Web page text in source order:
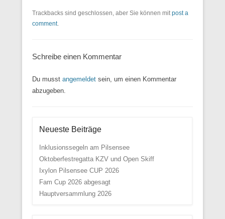
Trackbacks sind geschlossen, aber Sie können mitpost a
comment.
Schreibe einen Kommentar
Du musst angemeldet sein, um einen Kommentar
abzugeben.
Neueste Beiträge
Inklusionssegeln am Pilsensee
Oktoberfestregatta KZV und Open Skiff
Ixylon Pilsensee CUP 2026
Fam Cup 2026 abgesagt
Hauptversammlung 2026